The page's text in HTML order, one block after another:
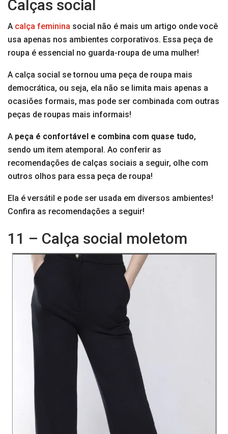
Calças social
A calça feminina social não é mais um artigo onde você
usa apenas nos ambientes corporativos. Essa peça de
roupa é essencial no guarda-roupa de uma mulher!
A calça social se tornou uma peça de roupa mais
democrática, ou seja, ela não se limita mais apenas a
ocasiões formais, mas pode ser combinada com outras
peças de roupas mais informais!
A peça é confortável e combina com quase tudo,
sendo um item atemporal. Ao conferir as
recomendações de calças sociais a seguir, olhe com
outros olhos para essa peça de roupa!
Ela é versátil e pode ser usada em diversos ambientes!
Confira as recomendações a seguir!
11 – Calça social moletom